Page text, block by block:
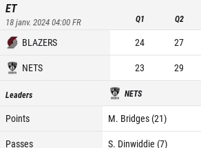
ET
18 janv. 2024 04:00FR Q1 Q2
BLAZERS 24 27
NETS
23 29
Leaders NETS
Points M. Bridges (21)
Passes
S. Dinwiddie (7)